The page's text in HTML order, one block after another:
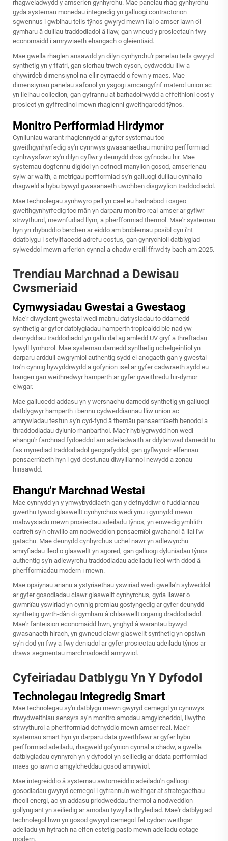
rhagweladwydd y amserlen gynhyrchu. Mae panelau rhag-gynhyrchu
gyda systemau monedau integredig yn galluogi contractorion
sgwennus i gwblhau teils tŷnos gwyryd mewn llai o amser iawn o'i
gymharu â dulliau traddodiadol â llaw, gan wneud y prosiectau'n fwy
economaidd i amrywiaeth ehangach o gleientiaid.
Mae gwella rhaglen ansawdd yn dilyn cynhyrchu'r panelau teils gwyryd
synthetig yn y ffatri, gan sicrhau trwch cyson, cydweddu lliw a
chywirdeb dimensiynol na ellir cyrraedd o fewn y maes. Mae
dimensiynau panelau safonol yn ysgogi amcangyfrif materol union ac
yn lleihau colledion, gan gyfrannu at barhadolrwydd a effeithloni cost y
prosiect yn gyffredinol mewn rhaglenni gweithgaredd tŷnos.
Monitro Perfformiad Hirdymor
Cynlluniau warant rhaglennydd ar gyfer systemau toc
gweithgynhyrfedig sy'n cynnwys gwasanaethau monitro perfformiad
cynhwysfawr sy'n dilyn cyflwr y deunydd dros gyfnodau hir. Mae
systemau dogfennu digidol yn cofnodi manylion gosod, amserlenau
sylw ar waith, a metrigau perfformiad sy'n galluogi dulliau cynhalio
rhagweld a hybu bywyd gwasanaeth uwchben disgwylion traddodiadol.
Mae technolegau synhwyro pell yn cael eu hadnabod i osgeo
gweithgynhyrfedig toc mân yn darparu monitro real-amser ar gyflwr
strwythurol, mewnfudiad llym, a pherfformiad thermol. Mae'r systemau
hyn yn rhybuddio berchen ar eiddo am broblemau posibl cyn i'nt
ddatblygu i sefyllfaoedd adrefu costus, gan gynrychioli datblygiad
sylweddol mewn arferion cynnal a chadw eraill ffrwd ty bach am 2025.
Trendiau Marchnad a Dewisau
Cwsmeriaid
Cymwysiadau Gwestai a Gwestaog
Mae'r diwydiant gwestai wedi mabnu datrysiadau to ddarnedd
synthetig ar gyfer datblygiadau hamperth tropicaidd ble nad yw
deunyddiau traddodiadol yn gallu dal ag amledd UV gryf a threftadau
tywyll tymhorol. Mae systemau darnedd synthetig uchelgeintiol yn
darparu arddull awgrymiol authentig sydd ei anogaeth gan y gwestai
tra'n cynnig hywyddrwydd a gofynion isel ar gyfer cadwraeth sydd eu
hangen gan weithredwyr hamperth ar gyfer gweithredu hir-dymor
elwgar.
Mae galluoedd addasu yn y wersnachu darnedd synthetig yn galluogi
datblygwyr hamperth i bennu cydweddiannau lliw union ac
amrywiadau testun sy'n cyd-fynd â themâu pensaernïaeth benodol a
thraddodiadau dylunio rhanbarthol. Mae'r hyblygrwydd hon wedi
ehangu'r farchnad fydoeddol am adeiladwaith ar ddylanwad darnedd tu
fas mynediad traddodiadol geografyddol, gan gyflwyno'r elfennau
pensaernïaeth hyn i gyd-destunau diwylliannol newydd a zonau
hinsawdd.
Ehangu'r Marchnad Westai
Mae cynnydd yn y ymwybyddiaeth gan y defnyddiwr o fuddiannau
gwerthu tywod glaswellt cynhyrchus wedi yrru i gynnydd mewn
mabwysiadu mewn prosiectau adeiladu tŷnos, yn enwedig ymhlith
cartrefi sy'n chwilio am nodweddion pensaernïol gwahanol â llai i'w
gatachu. Mae deunydd cynhyrchus uchel nawr yn adlewyrchu
amryfiadau lleol o glaswellt yn agored, gan galluogi dyluniadau tŷnos
authentig sy'n adlewyrchu traddodiadau adeiladu lleol wrth ddod â
pherfformiadau modern i mewn.
Mae opsiynau arianu a ystyriaethau yswiriad wedi gwella'n sylweddol
ar gyfer gosodiadau clawr glaswellt cynhyrchus, gyda llawer o
gwmnïau yswiriad yn cynnig premiau gostyngedig ar gyfer deunydd
synthetig gwrth-dân o'i gymharu â chlaswellt organig draddodiadol.
Mae'r fanteision economaidd hwn, ynghyd â warantau bywyd
gwasanaeth hirach, yn gwneud clawr glaswellt synthetig yn opsiwn
sy'n dod yn fwy a fwy deniadol ar gyfer prosiectau adeiladu tŷnos ar
draws segmentau marchnadoedd amrywiol.
Cyfeiriadau Datblygu Yn Y Dyfodol
Technolegau Integredig Smart
Mae technolegau sy'n datblygu mewn gwyryd cemegol yn cynnwys
rhwydweithiau sensyrs sy'n monitro amodau amgylcheddol, llwytho
strwythurol a pherfformiad defnyddio mewn amser real. Mae'r
systemau smart hyn yn darparu data gwerthfawr ar gyfer hybu
perfformiad adeiladu, rhagweld gofynion cynnal a chadw, a gwella
datblygiadau cynnyrch yn y dyfodol yn seiliedig ar ddata perfformiad
maes go iawn o amgylcheddau gosod amrywiol.
Mae integreiddio â systemau awtomeiddio adeiladu'n galluogi
gosodiadau gwyryd cemegol i gyfrannu'n weithgar at strategaethau
rheoli energi, ac yn addasu priodweddau thermol a nodweddion
gollyngiant yn seiliedig ar amodau tywyll a thrylediad. Mae'r datblygiad
technolegol hwn yn gosod gwyryd cemegol fel cydran weithgar
adeiladu yn hytrach na elfen estetig pasib mewn adeiladu cotage
modern.